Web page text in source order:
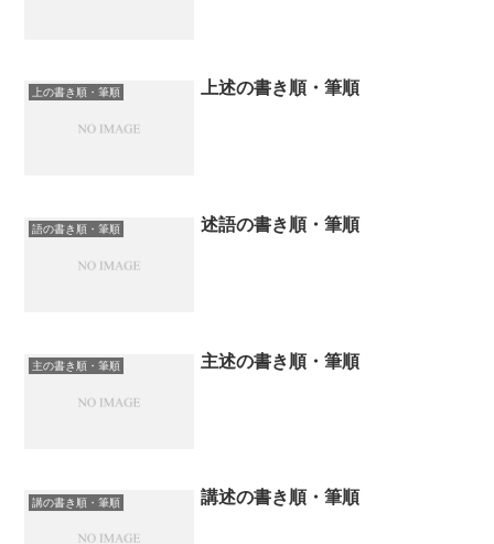
上の書き順・筆順 上述の書き順・筆順
語の書き順・筆順 述語の書き順・筆順
主の書き順・筆順 主述の書き順・筆順
講の書き順・筆順 講述の書き順・筆順